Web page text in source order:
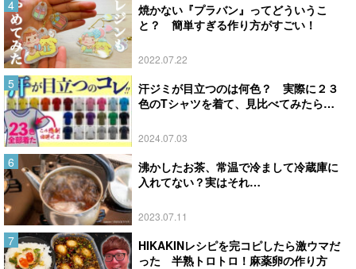
焼かない『プラバン』ってどういうこ
と？ 簡単すぎる作り方がすごい！
2022.07.22
汗ジミが目立つのは何色？ 実際に２３
色のTシャツを着て、見比べてみたら…
2024.07.03
沸かしたお茶、常温で冷まして冷蔵庫に
入れてない？実はそれ…
2023.07.11
HIKAKINレシピを完コピしたら激ウマだ
った 半熟トロトロ！麻薬卵の作り方